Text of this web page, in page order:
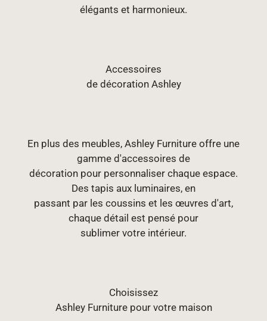
élégants et harmonieux.
Accessoires
de décoration Ashley
En plus des meubles, Ashley Furniture offre une
gamme d'accessoires de
décoration pour personnaliser chaque espace.
Des tapis aux luminaires, en
passant par les coussins et les œuvres d'art,
chaque détail est pensé pour
sublimer votre intérieur.
Choisissez
Ashley Furniture pour votre maison